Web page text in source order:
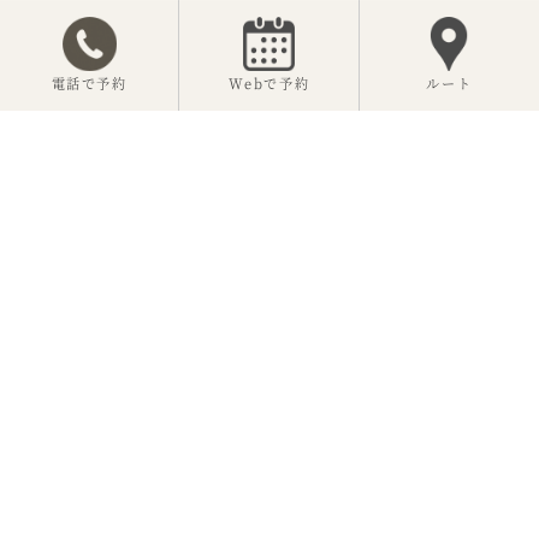
【公式】神楽坂 坂の花
電話で予約 Webで予約 ルート